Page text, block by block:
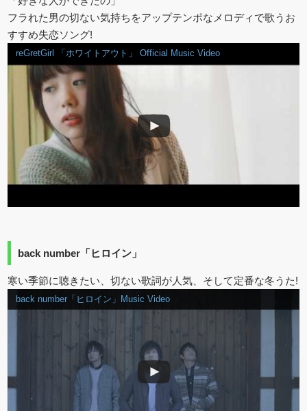
フラれた男の切ない気持ちをアップテンポなメロディで歌うお
すすめ失恋ソング!
reGretGirl 「ホワイトアウト」 Official Music Video
back number「ヒロイン」
寒い季節に聴きたい、切ない歌詞が人気、そして定番な冬うた!
back number「ヒロイン」Music Video